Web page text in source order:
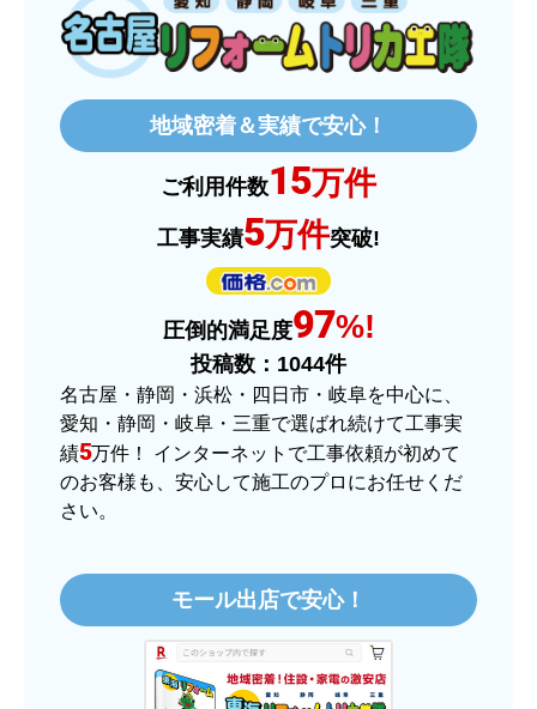
2025年12月26日 18:45
欲しい商品をスムーズに注文できましたか？
はい
ショップからの連絡や対応は適切でしたか？
商品の梱包は必要十分なものでしたか？
またこのショップを利用したいですか？
はい
【注文商品】ヒーター・ストーブ 【注
文時期】2025年11月頃（モバイルから）
【このショップを選んだ理由は？】
【注文からどのくらいで届きましたか？】
3日程で届きました。発送作業が早かったです。
【その他感想・コメント】
地域密着＆実績で安心！
ご利用件数15万件
工事実績5万件突破!
圧倒的満足度97%!
投稿数： 1044件
名古屋・静岡・浜松・四日市・岐阜を中心に、
愛知・静岡・岐阜・三重で選ばれ続けて工事実
績5万件！ インターネットで工事依頼が初めて
のお客様も、安心して施工のプロにお任せくだ
さい。
モール出店で安心！